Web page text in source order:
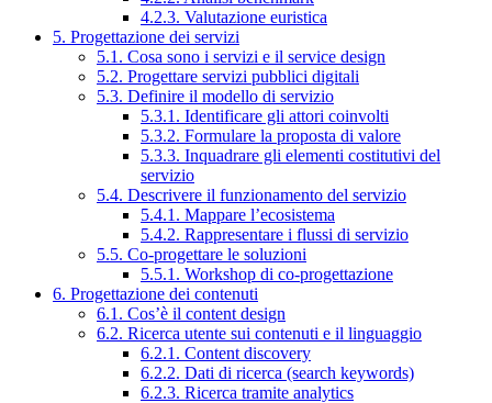
4.2.3. Valutazione euristica
5. Progettazione dei servizi
5.1. Cosa sono i servizi e il service design
5.2. Progettare servizi pubblici digitali
5.3. Definire il modello di servizio
5.3.1. Identificare gli attori coinvolti
5.3.2. Formulare la proposta di valore
5.3.3. Inquadrare gli elementi costitutivi del
servizio
5.4. Descrivere il funzionamento del servizio
5.4.1. Mappare l’ecosistema
5.4.2. Rappresentare i flussi di servizio
5.5. Co-progettare le soluzioni
5.5.1. Workshop di co-progettazione
6. Progettazione dei contenuti
6.1. Cos’è il content design
6.2. Ricerca utente sui contenuti e il linguaggio
6.2.1. Content discovery
6.2.2. Dati di ricerca (search keywords)
6.2.3. Ricerca tramite analytics